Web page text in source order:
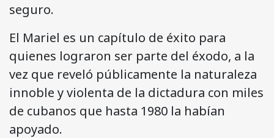
seguro.
El Mariel es un capítulo de éxito para
quienes lograron ser parte del éxodo, a la
vez que reveló públicamente la naturaleza
innoble y violenta de la dictadura con miles
de cubanos que hasta 1980 la habían
apoyado.